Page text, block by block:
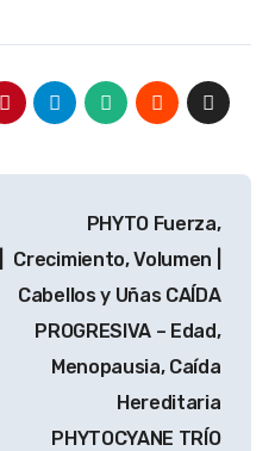
PHYTO Fuerza,
Crecimiento, Volumen |
Cabellos y Uñas CAÍDA
PROGRESIVA – Edad,
Menopausia, Caída
Hereditaria
PHYTOCYANE TRÍO